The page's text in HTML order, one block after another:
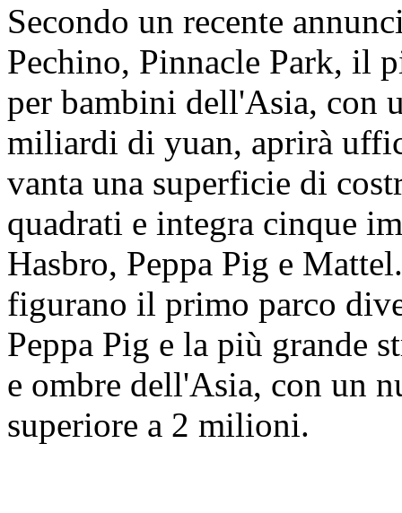
Secondo un recente
Pechino, Pinnacle Park, il
per bambini dell'Asia, con
miliardi di yuan, aprirà
vanta una superficie di
quadrati e integra cinque
Hasbro, Peppa Pig e
figurano il primo parco
Peppa Pig e la più grande
e ombre dell'Asia, con un
superiore a 2 milioni.